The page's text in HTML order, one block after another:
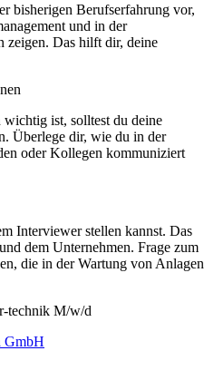
bisherigen Berufserfahrung vor,
und in der
zeigen. Das hilft dir, deine
ist, solltest du deine
Überlege dir, wie du in der
oder Kollegen kommuniziert
Interviewer stellen kannst. Das
dem Unternehmen. Frage zum
die in der Wartung von Anlagen
technik M/w/d
GmbH